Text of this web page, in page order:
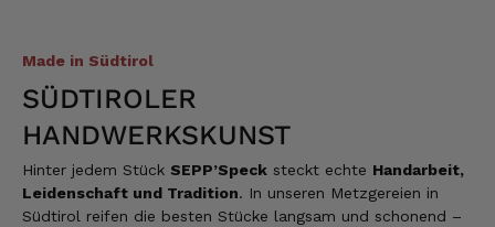
Made in Südtirol
SÜDTIROLER
HANDWERKSKUNST
Hinter jedem Stück SEPP’Speck steckt echte Handarbeit,
Leidenschaft und Tradition. In unseren Metzgereien in
Südtirol reifen die besten Stücke langsam und schonend –